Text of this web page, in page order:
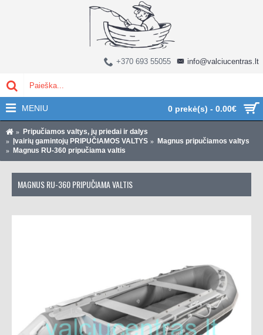
0 prekė(s) - 0.00€
+370 693 55055 info@valciucentras.lt
MENIU
Pripučiamos valtys, jų priedai ir dalys
Įvairių gamintojų PRIPUČIAMOS VALTYS
Magnus pripučiamos valtys
Magnus RU-360 pripučiama valtis
MAGNUS RU-360 PRIPUČIAMA VALTIS